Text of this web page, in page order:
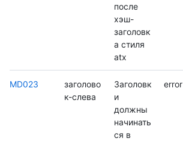
после
хэш-
заголовк
а стиля
atx
MD023
заголово
к-слева
Заголовк
и
должны
начинать
ся в
error